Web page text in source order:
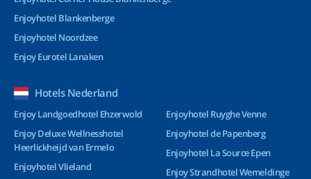
Enjoyhotel Blankenberge
Enjoyhotel Noordzee
Enjoy Eurotel Lanaken
Hotels Nederland
Enjoy Landgoedhotel Ehzerwold
Enjoy Deluxe Wellnesshotel
Heerlickheijd van Ermelo
Enjoyhotel Vlieland
Enjoyhotel Ruyghe Venne
Enjoyhotel de Papenberg
Enjoyhotel La Source Epen
Enjoy Strandhotel Wemeldinge